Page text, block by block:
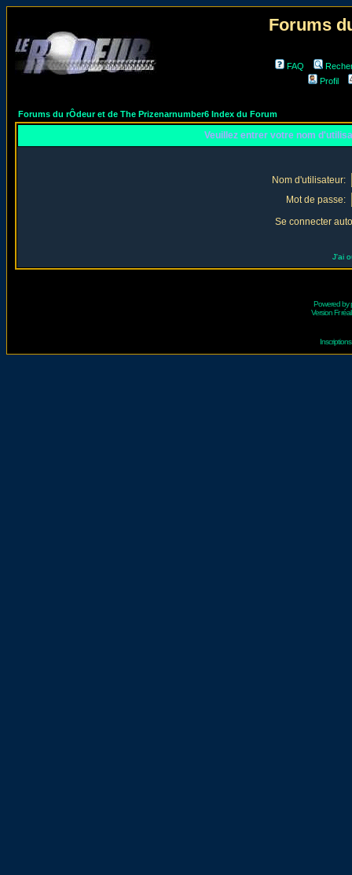
Forums
FAQ
Profil
Forums du rÔdeur et de The Prizenarnumber6 Index du Forum
Veuillez entrer votre nom
Nom d'utilisateur:
Mot de passe:
Se connecter
J'ai
Powered by
Version Fr